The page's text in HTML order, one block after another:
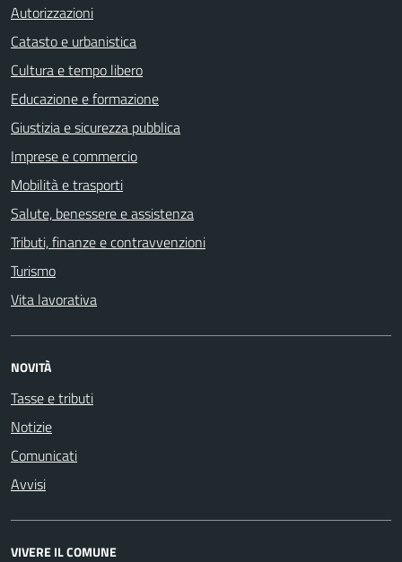
Autorizzazioni
Catasto e urbanistica
Cultura e tempo libero
Educazione e formazione
Giustizia e sicurezza pubblica
Imprese e commercio
Mobilità e trasporti
Salute, benessere e assistenza
Tributi, finanze e contravvenzioni
Turismo
Vita lavorativa
NOVITÀ
Tasse e tributi
Notizie
Comunicati
Avvisi
VIVERE IL COMUNE